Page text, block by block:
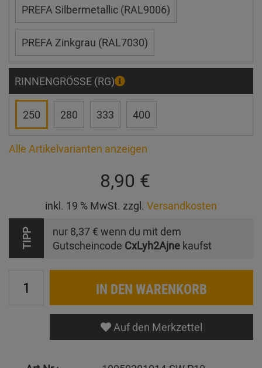
PREFA Silbermetallic (RAL9006)
PREFA Zinkgrau (RAL7030)
RINNENGRÖSSE (RG)
250 280 333 400
Alle Artikelvarianten anzeigen
8,90 €
inkl. 19 % MwSt. zzgl. Versandkosten
TIPP nur 8,37 € wenn du mit dem
Gutscheincode CxLyh2Ajne kaufst
IN DEN WARENKORB
Auf den Merkzettel